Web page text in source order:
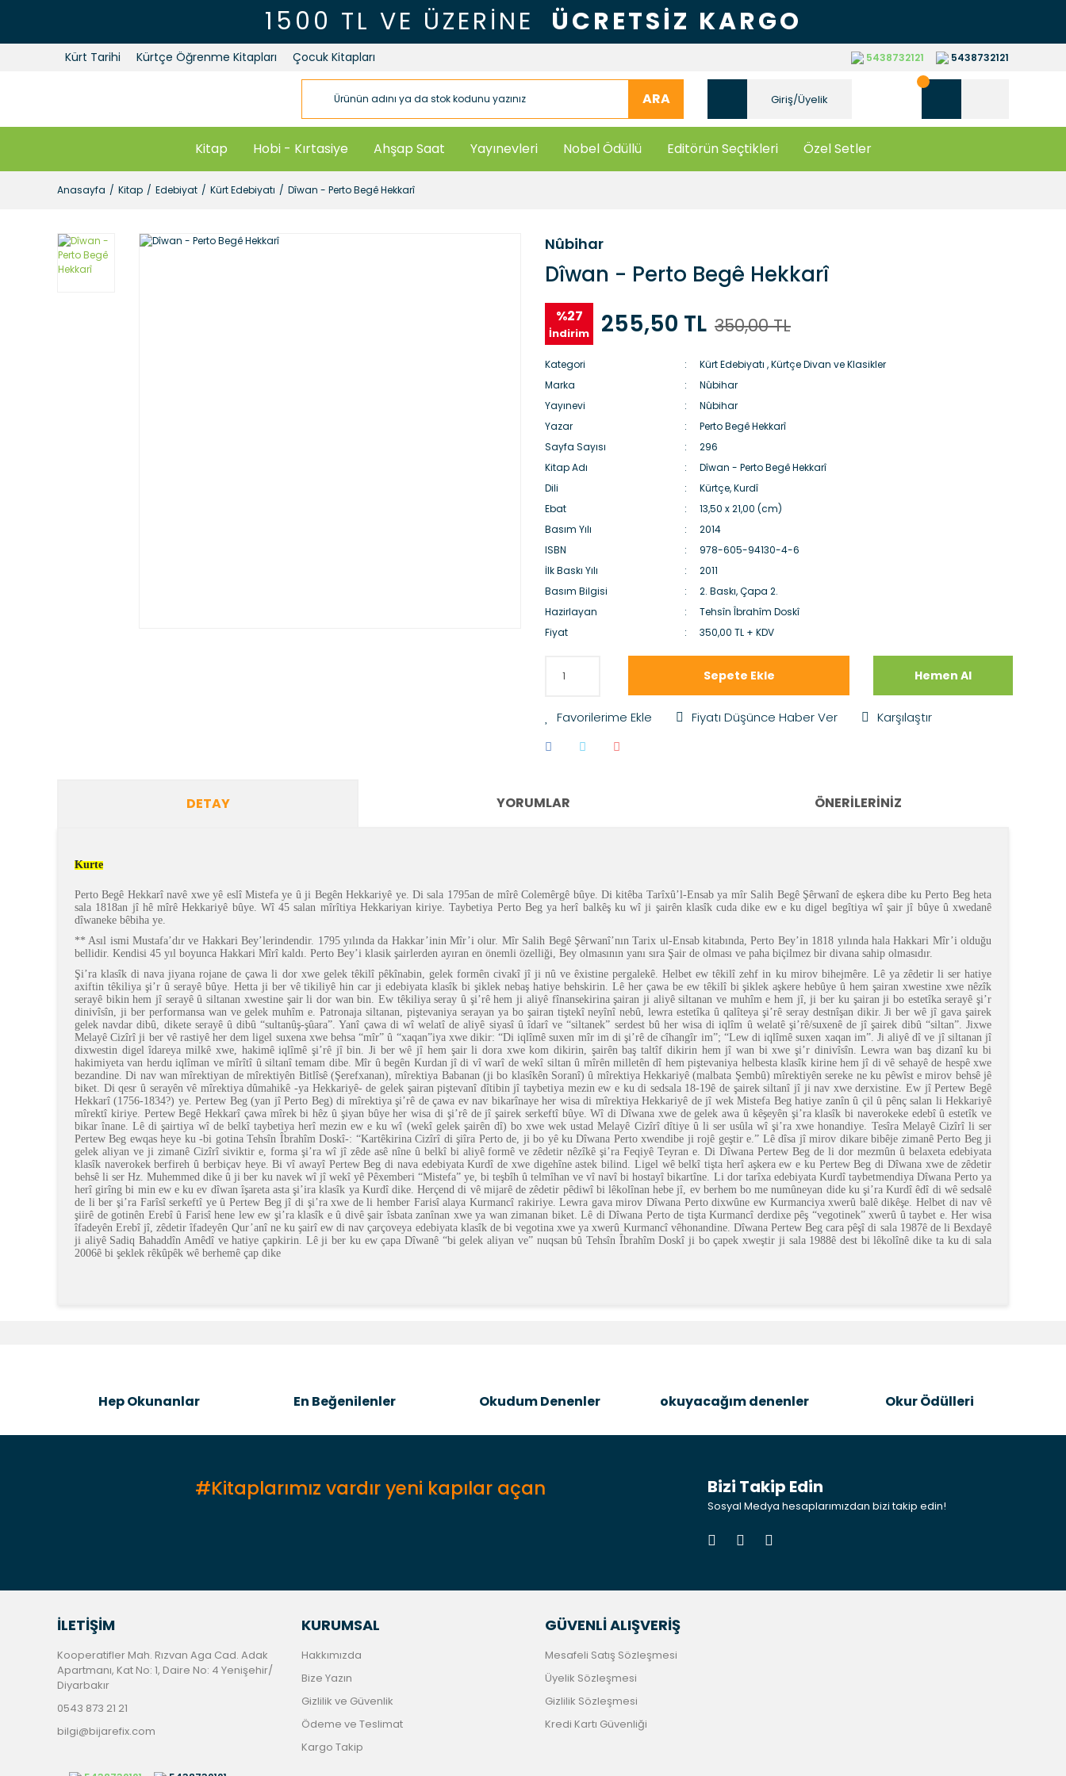
1500 TL VE ÜZERİNE ÜCRETSİZ KARGO
Kürt Tarihi Kürtçe Öğrenme Kitapları Çocuk Kitapları 5438732121 5438732121
ARA Giriş/Üyelik
Kitap Hobi - Kırtasiye Ahşap Saat Yayınevleri Nobel Ödüllü Editörün Seçtikleri Özel Setler
Anasayfa Kitap Edebiyat Kürt Edebiyatı Dîwan - Perto Begê Hekkarî
Nûbihar
Dîwan - Perto Begê Hekkarî
%27
İndirim 255,50 TL 350,00 TL
Kategori Kürt Edebiyatı ,Kürtçe Divan ve Klasikler
Marka
Nûbihar
Yayınevi
Nûbihar
Yazar
Perto Begê Hekkarî
Sayfa Sayısı
296
Kitap Adı
Dîwan - Perto Begê Hekkarî
Dili
Kürtçe, Kurdî
Ebat
13,50 x 21,00 (cm)
Basım Yılı
2014
ISBN
978-605-94130-4-6
İlk Baskı Yılı
2011
Basım Bilgisi
2. Baskı, Çapa 2.
Hazirlayan
Tehsîn Îbrahîm Doskî
Fiyat
350,00 TL + KDV
Sepete Ekle Hemen Al
Fiyatı Düşünce Haber Ver Karşılaştır
DETAY YORUMLAR ÖNERILERINIZ
Kurte
Perto Begê Hekkarî navê xwe yê eslî Mistefa ye û ji Begên Hekkariyê ye. Di sala 1795an de mîrê Colemêrgê bûye. Di kitêba Tarîxû’l-Ensab ya mîr Salih Begê Şêrwanî de eşkera dibe ku Perto Beg heta
sala 1818an jî hê mîrê Hekkariyê bûye. Wî 45 salan mîrîtiya Hekkariyan kiriye. Taybetiya Perto Beg ya herî balkêş ku wî ji şairên klasîk cuda dike ew e ku digel begîtiya wî şair jî bûye û xwedanê
dîwaneke bêbiha ye.
** Asıl ismi Mustafa’dır ve Hakkari Bey’lerindendir. 1795 yılında da Hakkar’inin Mîr’i olur. Mîr Salih Begê Şêrwanî’nın Tarix ul-Ensab kitabında, Perto Bey’in 1818 yılında hala Hakkari Mîr’i olduğu
bellidir. Kendisi 45 yıl boyunca Hakkari Mîrî kaldı. Perto Bey’i klasik şairlerden ayıran en önemli özelliği, Bey olmasının yanı sıra Şair de olması ve paha biçilmez bir divana sahip olmasıdır.
Şi’ra klasîk di nava jiyana rojane de çawa li dor xwe gelek têkilî pêkînabin, gelek formên civakî jî ji nû ve êxistine pergalekê. Helbet ew têkilî zehf in ku mirov bihejmêre. Lê ya zêdetir li ser hatiye
axiftin têkiliya şi’r û serayê bûye. Hetta ji ber vê tikiliyê hin car ji edebiyata klasîk bi şiklek nebaş hatiye behskirin. Lê her çawa be ew têkilî bi şiklek aşkere hebûye û hem şairan xwestine xwe nêzîk
serayê bikin hem jî serayê û siltanan xwestine şair li dor wan bin. Ew têkiliya seray û şi’rê hem ji aliyê fînansekirina şairan ji aliyê siltanan ve muhîm e hem jî, ji ber ku şairan ji bo estetîka serayê şi’r
dinivîsîn, ji ber performansa wan ve gelek muhîm e. Patronaja siltanan, piştevaniya serayan ya bo şairan tiştekî neyînî nebû, lewra estetîka û qalîteya şi’rê seray destnîşan dikir. Ji ber wê jî gava şairek
gelek navdar dibû, dikete serayê û dibû “sultanûş-şûara”. Yanî çawa di wî welatî de aliyê siyasî û îdarî ve “siltanek” serdest bû her wisa di iqlîm û welatê şi’rê/suxenê de jî şairek dibû “siltan”. Jixwe
Melayê Cizîrî ji ber vê rastiyê her dem ligel suxena xwe behsa “mîr” û “xaqan”iya xwe dikir: “Di iqlîmê suxen mîr im di şi’rê de cîhangîr im”; “Lew di iqlîmê suxen xaqan im”. Ji aliyê dî ve jî siltanan jî
dixwestin digel îdareya milkê xwe, hakimê iqlîmê şi’rê jî bin. Ji ber wê jî hem şair li dora xwe kom dikirin, şairên baş taltîf dikirin hem jî wan bi xwe şi’r dinivîsîn. Lewra wan baş dizanî ku bi
hakimiyeta van herdu iqlîman ve mîrîtî û siltanî temam dibe. Mîr û begên Kurdan jî di vî warî de wekî siltan û mîrên milletên dî hem piştevaniya helbesta klasîk kirine hem jî di vê sehayê de hespê xwe
bezandine. Di nav wan mîrektiyan de mîrektiyên Bitlîsê (Şerefxanan), mîrektiya Babanan (ji bo klasîkên Soranî) û mîrektiya Hekkariyê (malbata Şembû) mîrektiyên sereke ne ku pêwîst e mirov behsê jê
biket. Di qesr û serayên vê mîrektiya dûmahikê -ya Hekkariyê- de gelek şairan piştevanî dîtibin jî taybetiya mezin ew e ku di sedsala 18-19ê de şairek siltanî jî ji nav xwe derxistine. Ew jî Pertew Begê
Hekkarî (1756-1834?) ye. Pertew Beg (yan jî Perto Beg) di mîrektiya şi’rê de çawa ev nav bikarînaye her wisa di mîrektiya Hekkariyê de jî wek Mistefa Beg hatiye zanîn û çil û pênç salan li Hekkariyê
mîrektî kiriye. Pertew Begê Hekkarî çawa mîrek bi hêz û şiyan bûye her wisa di şi’rê de jî şairek serkeftî bûye. Wî di Dîwana xwe de gelek awa û kêşeyên şi’ra klasîk bi naverokeke edebî û estetîk ve
bikar înane. Lê di şairtiya wî de belkî taybetiya herî mezin ew e ku wî (wekî gelek şairên dî) bo xwe wek ustad Melayê Cizîrî dîtiye û li ser usûla wî şi’ra xwe honandiye. Tesîra Melayê Cizîrî li ser
Pertew Beg ewqas heye ku -bi gotina Tehsîn Îbrahîm Doskî-: “Kartêkirina Cizîrî di şiîra Perto de, ji bo yê ku Dîwana Perto xwendibe ji rojê geştir e.” Lê dîsa jî mirov dikare bibêje zimanê Perto Beg ji
gelek aliyan ve ji zimanê Cizîrî siviktir e, forma şi’ra wî jî zêde asê nîne û belkî bi aliyê formê ve zêdetir nêzîkê şi’ra Feqiyê Teyran e. Di Dîwana Pertew Beg de li dor mezmûn û belaxeta edebiyata
klasîk naverokek berfireh û berbiçav heye. Bi vî awayî Pertew Beg di nava edebiyata Kurdî de xwe digehîne astek bilind. Ligel wê belkî tişta herî aşkera ew e ku Pertew Beg di Dîwana xwe de zêdetir
behsê li ser Hz. Muhemmed dike û ji ber ku navek wî jî wekî yê Pêxemberi “Mistefa” ye, bi teşbîh û telmîhan ve vî navî bi hostayî bikartîne. Li dor tarîxa edebiyata Kurdî taybetmendiya Dîwana Perto ya
herî girîng bi min ew e ku ev dîwan îşareta asta şi’ira klasîk ya Kurdî dike. Herçend di vê mijarê de zêdetir pêdiwî bi lêkolînan hebe jî, ev berhem bo me numûneyan dide ku şi’ra Kurdî êdî di wê sedsalê
de li ber şi’ra Farîsî serkeftî ye û Pertew Beg jî di şi’ra xwe de li hember Farisî alaya Kurmancî rakiriye. Lewra gava mirov Dîwana Perto dixwûne ew Kurmanciya xwerû balê dikêşe. Helbet di nav vê
şiirê de gotinên Erebî û Farisî hene lew ew şi’ra klasîk e û divê şair îsbata zanînan xwe ya wan zimanan biket. Lê di Dîwana Perto de tişta Kurmancî derdixe pêş “vegotinek” xwerû û taybet e. Her wisa
îfadeyên Erebî jî, zêdetir îfadeyên Qur’anî ne ku şairî ew di nav çarçoveya edebiyata klasîk de bi vegotina xwe ya xwerû Kurmancî vêhonandine. Dîwana Pertew Beg cara pêşî di sala 1987ê de li Bexdayê
ji aliyê Sadiq Bahaddîn Amêdî ve hatiye çapkirin. Lê ji ber ku ew çapa Dîwanê “bi gelek aliyan ve” nuqsan bû Tehsîn Îbrahîm Doskî ji bo çapek xweştir ji sala 1988ê dest bi lêkolînê dike ta ku di sala
2006ê bi şeklek rêkûpêk wê berhemê çap dike
Ürün bilgilerinde hatalar bulunuyor.
Hep Okunanlar En Beğenilenler Okudum Denenler okuyacağım denenler Okur Ödülleri
#Kitaplarımız vardır yeni kapılar açan Bizi Takip Edin
Sosyal Medya hesaplarımızdan bizi takip edin!
İLETİŞİM
Kooperatifler Mah. Rızvan Aga Cad. Adak
Apartmanı, Kat No: 1, Daire No: 4 Yenişehir/
Diyarbakır
0543 873 21 21
bilgi@bijarefix.com
KURUMSAL
Hakkımızda
Bize Yazın
Gizlilik ve Güvenlik
Ödeme ve Teslimat
Kargo Takip
GÜVENLİ ALIŞVERİŞ
Mesafeli Satış Sözleşmesi
Üyelik Sözleşmesi
Gizlilik Sözleşmesi
Kredi Kartı Güvenliği